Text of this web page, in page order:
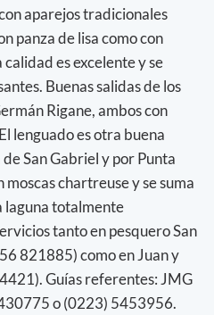
aparejos tradicionales
panza de lisa como con
es excelente y se
Buenas salidas de los
Rigane, ambos con
lenguado es otra buena
San Gabriel y por Punta
chartreuse y se suma
laguna totalmente
tanto en pesquero San
821885) como en Juan y
Guías referentes: JMG
o (0223) 5453956.